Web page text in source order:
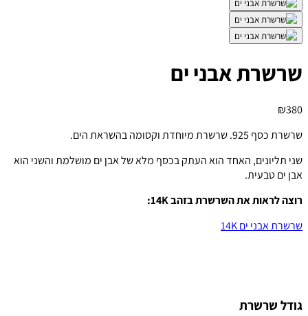
שרשרת אבני ים
₪380
שרשרת כסף 925. שרשרת מיוחדת וקסומה בהשראת הים.
שני תליונים, האחד הוא העתק בכסף מלא של אבן ים מושלמת והשני הוא
אבן ים טבעית.
רוצה לראות את השרשרת בזהב 14K:
שרשרת אבני ים 14K
גודל שרשרת